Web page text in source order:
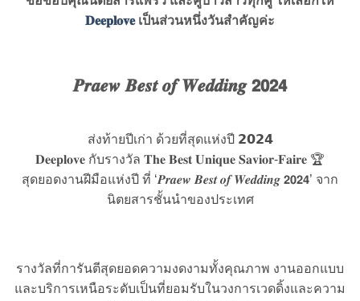
𝐃𝐞𝐞𝐩𝐥𝐨𝐯𝐞เป็นส่วนหนึ่งวันสำคัญค่ะ
𝑷𝒓𝒂𝒆𝒘 𝑩𝒆𝒔𝒕 𝒐𝒇 𝑾𝒆𝒅𝒅𝒊𝒏𝒈 𝟮𝟬𝟮𝟰
ส่งท้ายปีเก่า ด้วยที่สุดแห่งปี 𝟮𝟬𝟮𝟰
𝐃𝐞𝐞𝐩𝐥𝐨𝐯𝐞 กับรางวัล 𝐓𝐡𝐞 𝐁𝐞𝐬𝐭 𝐔𝐧𝐢𝐪𝐮𝐞 𝐒𝐚𝐯𝐢𝐨𝐫-𝐅𝐚𝐢𝐫𝐞 🏆
สุดยอดงานฝีมือแห่งปี ที่ ‘𝑷𝒓𝒂𝒆𝒘 𝑩𝒆𝒔𝒕 𝒐𝒇 𝑾𝒆𝒅𝒅𝒊𝒏𝒈 𝟮𝟬𝟮𝟰’ จาก
นิตยสารชั้นนำของประเทศ
รางวัลที่การันตีสุดยอดความงดงามทั้งคุณภาพ งานออกแบบ
และบริการเหนือระดับเป็นที่ยอมรับในวงการเวดดิ้งและความ